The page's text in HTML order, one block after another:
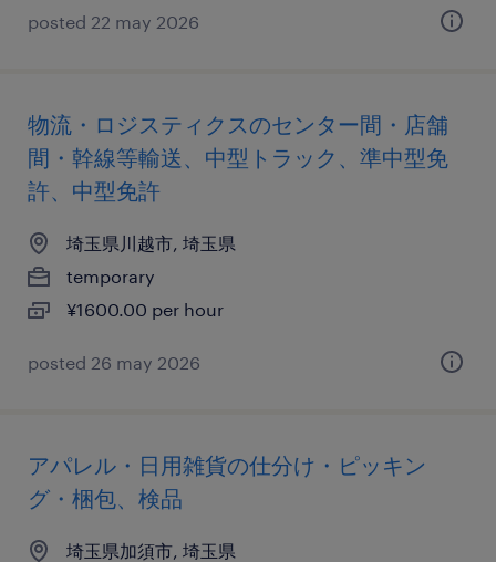
posted 22 may 2026
物流・ロジスティクスのセンター間・店舗
間・幹線等輸送、中型トラック、準中型免
許、中型免許
埼玉県川越市, 埼玉県
temporary
¥1600.00 per hour
posted 26 may 2026
アパレル・日用雑貨の仕分け・ピッキン
グ・梱包、検品
埼玉県加須市, 埼玉県